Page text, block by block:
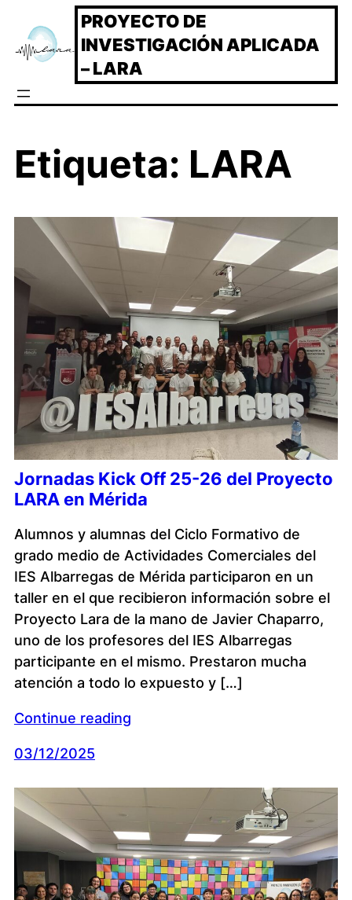
contenido
PROYECTO DE
INVESTIGACIÓN APLICADA
– LARA
Etiqueta: LARA
Jornadas Kick Off 25-26 del Proyecto
LARA en Mérida
Alumnos y alumnas del Ciclo Formativo de
grado medio de Actividades Comerciales del
IES Albarregas de Mérida participaron en un
taller en el que recibieron información sobre el
Proyecto Lara de la mano de Javier Chaparro,
uno de los profesores del IES Albarregas
participante en el mismo. Prestaron mucha
atención a todo lo expuesto y […]
Continue reading
03/12/2025